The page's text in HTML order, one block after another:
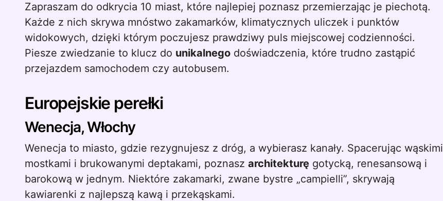
Zapraszam do odkrycia 10 miast, które najlepiej poznasz przemierzając je piechotą.
Każde z nich skrywa mnóstwo zakamarków, klimatycznych uliczek i punktów
widokowych, dzięki którym poczujesz prawdziwy puls miejscowej codzienności.
Piesze zwiedzanie to klucz do unikalnego doświadczenia, które trudno zastąpić
przejazdem samochodem czy autobusem.
Europejskie perełki
Wenecja, Włochy
Wenecja to miasto, gdzie rezygnujesz z dróg, a wybierasz kanały. Spacerując wąskimi
mostkami i brukowanymi deptakami, poznasz architekturę gotycką, renesansową i
barokową w jednym. Niektóre zakamarki, zwane bystre „campielli”, skrywają
kawiarenki z najlepszą kawą i przekąskami.